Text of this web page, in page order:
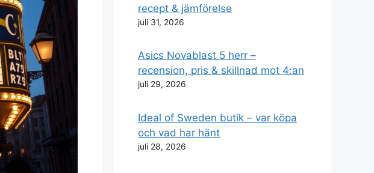
recept & jämförelse
juli 31, 2026
Asics Novablast 5 herr –
recension, pris & skillnad mot 4:an
juli 29, 2026
Ideal of Sweden butik – var köpa
och vad har hänt
juli 28, 2026